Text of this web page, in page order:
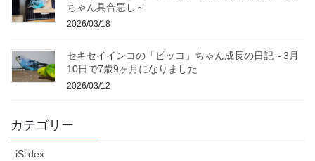
ちゃん具合悪し～
2026/03/18
セキセイインコの「ピッコ」ちゃん成長の日記～3月
10日で7歳9ヶ月になりました
2026/03/12
カテゴリー
iSlidex